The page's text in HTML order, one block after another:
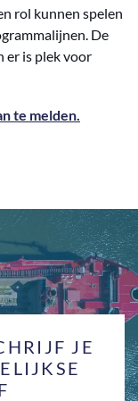
rol kunnen spelen
De
er is plek voor
te melden.
JE